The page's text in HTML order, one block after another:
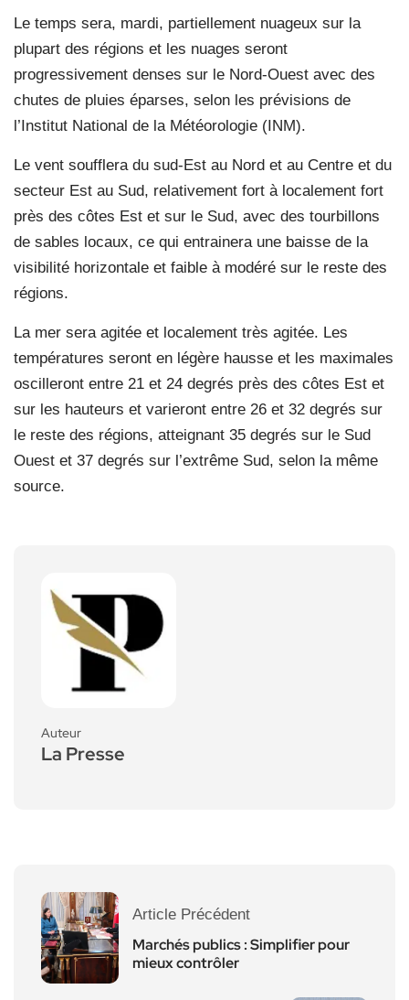
Le temps sera, mardi, partiellement nuageux sur la
plupart des régions et les nuages seront
progressivement denses sur le Nord-Ouest avec des
chutes de pluies éparses, selon les prévisions de
l’Institut National de la Météorologie (INM).
Le vent soufflera du sud-Est au Nord et au Centre et du
secteur Est au Sud, relativement fort à localement fort
près des côtes Est et sur le Sud, avec des tourbillons
de sables locaux, ce qui entrainera une baisse de la
visibilité horizontale et faible à modéré sur le reste des
régions.
La mer sera agitée et localement très agitée. Les
températures seront en légère hausse et les maximales
oscilleront entre 21 et 24 degrés près des côtes Est et
sur les hauteurs et varieront entre 26 et 32 degrés sur
le reste des régions, atteignant 35 degrés sur le Sud
Ouest et 37 degrés sur l’extrême Sud, selon la même
source.
Auteur
La Presse
Article Précédent
Marchés publics : Simplifier pour
mieux contrôler